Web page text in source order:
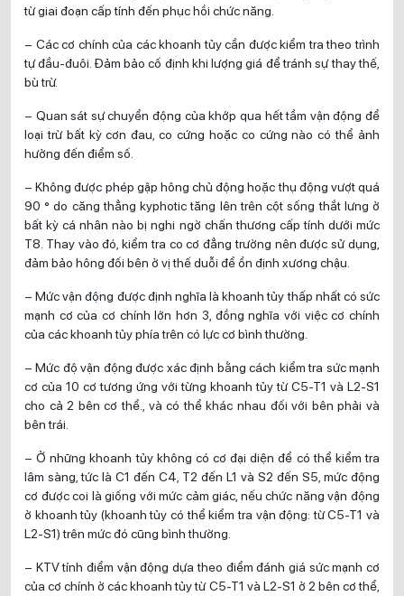
từ giai đoạn cấp tính đến phục hồi chức năng.
– Các cơ chính của các khoanh tủy cần được kiểm tra theo trình
tự đầu-đuôi. Đảm bảo cố định khi lượng giá để tránh sự thay thế,
bù trừ.
– Quan sát sự chuyển động của khớp qua hết tầm vận động để
loại trừ bất kỳ cơn đau, co cứng hoặc co cứng nào có thể ảnh
hưởng đến điểm số.
– Không được phép gập hông chủ động hoặc thụ động vượt quá
90 ° do căng thẳng kyphotic tăng lên trên cột sống thắt lưng ở
bất kỳ cá nhân nào bị nghi ngờ chấn thương cấp tính dưới mức
T8. Thay vào đó, kiểm tra co cơ đẳng trường nên được sử dụng,
đảm bảo hông đối bên ở vị thế duỗi để ổn định xương chậu.
– Mức vận động được định nghĩa là khoanh tủy thấp nhất có sức
mạnh cơ của cơ chính lớn hơn 3, đồng nghĩa với việc cơ chính
của các khoanh tủy phía trên có lực cơ bình thường.
– Mức độ vận động được xác định bằng cách kiểm tra sức mạnh
cơ của 10 cơ tương ứng với từng khoanh tủy từ C5-T1 và L2-S1
cho cả 2 bên cơ thể., và có thể khác nhau đối với bên phải và
bên trái.
– Ở những khoanh tủy không có cơ đại diện để có thể kiểm tra
lâm sàng, tức là C1 đến C4, T2 đến L1 và S2 đến S5, mức động
cơ được coi là giống với mức cảm giác, nếu chức năng vận động
ở khoanh tủy (khoanh tủy có thể kiểm tra vận động: từ C5-T1 và
L2-S1) trên mức đó cũng bình thường.
– KTV tính điểm vận động dựa theo điểm đánh giá sức mạnh cơ
của cơ chính ở các khoanh tủy từ C5-T1 và L2-S1 ở 2 bên cơ thể,